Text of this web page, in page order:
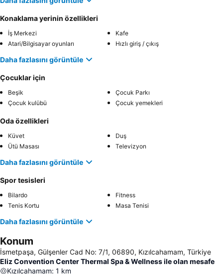
Konaklama yerinin özellikleri
İş Merkezi
Kafe
Atari/Bilgisayar oyunları
Hızlı giriş / çıkış
Daha fazlasını görüntüle
Çocuklar için
Beşik
Çocuk Parkı
Çocuk kulübü
Çocuk yemekleri
Oda özellikleri
Küvet
Duş
Ütü Masası
Televizyon
Daha fazlasını görüntüle
Spor tesisleri
Bilardo
Fitness
Tenis Kortu
Masa Tenisi
Daha fazlasını görüntüle
Konum
İsmetpaşa, Gülşenler Cad No: 7/1, 06890, Kızılcahamam, Türkiye
Eliz Convention Center Thermal Spa & Wellness ile olan mesafe
Kızılcahamam: 1 km